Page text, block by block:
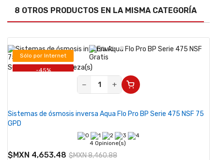
8 OTROS PRODUCTOS EN LA MISMA CATEGORÍA
Sólo por Internet
-45%
Se vende desde 1 pieza(s)
−
+
Sistemas de ósmosis inversa Aqua Flo Pro BP Serie 475 NSF 75
GPD
4 Opinione(s)
$MXN 4,653.48 $MXN 8,460.88